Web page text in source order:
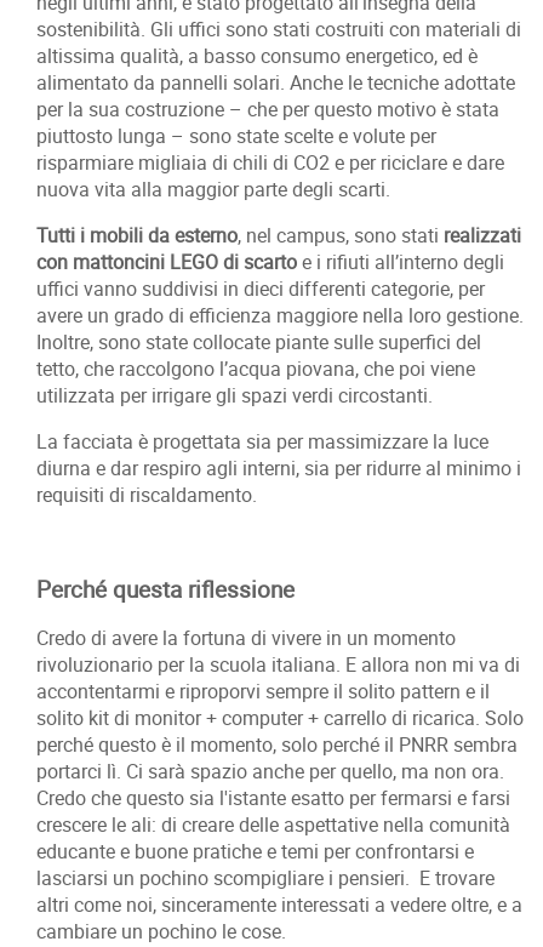
sostenibilità. Gli uffici sono stati costruiti con materiali di
altissima qualità, a basso consumo energetico, ed è
alimentato da pannelli solari. Anche le tecniche adottate
per la sua costruzione – che per questo motivo è stata
piuttosto lunga – sono state scelte e volute per
risparmiare migliaia di chili di CO2 e per riciclare e dare
nuova vita alla maggior parte degli scarti.
Tutti i mobili da esterno, nel campus, sono stati realizzati
con mattoncini LEGO di scartoe i rifiuti all’interno degli
uffici vanno suddivisi in dieci differenti categorie, per
avere un grado di efficienza maggiore nella loro gestione.
Inoltre, sono state collocate piante sulle superfici del
tetto, che raccolgono l’acqua piovana, che poi viene
utilizzata per irrigare gli spazi verdi circostanti.
La facciata è progettata sia per massimizzare la luce
diurna e dar respiro agli interni, sia per ridurre al minimo i
requisiti di riscaldamento.
Perché questa riflessione
Credo di avere la fortuna di vivere in un momento
rivoluzionario per la scuola italiana. E allora non mi va di
accontentarmi e riproporvi sempre il solito pattern e il
solito kit di monitor + computer + carrello di ricarica. Solo
perché questo è il momento, solo perché il PNRR sembra
portarci lì. Ci sarà spazio anche per quello, ma non ora.
Credo che questo sia l'istante esatto per fermarsi e farsi
crescere le ali: di creare delle aspettative nella comunità
educante e buone pratiche e temi per confrontarsi e
lasciarsi un pochino scompigliare i pensieri. E trovare
altri come noi, sinceramente interessati a vedere oltre, e a
cambiare un pochino le cose.